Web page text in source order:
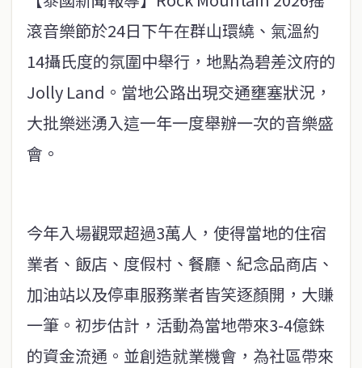
滾音樂節於24日下午在群山環繞、氣溫約
14攝氏度的氛圍中舉行，地點為碧差汶府的
Jolly Land。當地公路出現交通壅塞狀況，
大批樂迷湧入這一年一度舉辦一次的音樂盛
會。
今年入場觀眾超過3萬人，使得當地的住宿
業者、飯店、度假村、餐廳、紀念品商店、
加油站以及停車服務業者皆笑逐顏開，大賺
一筆。初步估計，活動為當地帶來3-4億銖
的資金流通。並創造就業機會，為社區帶來